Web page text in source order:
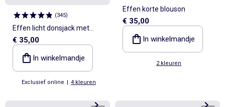
(345)
Effen licht donsjack met
lange mouw en opstaande
kraag
€ 35,00
In winkelmandje
Exclusief online | 4 kleuren
Effen korte blouson
€ 35,00
In winkelmandje
2 kleuren